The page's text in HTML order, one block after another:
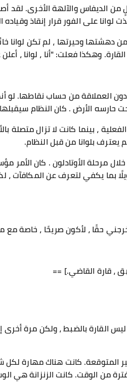
من الديفاس والآلهة الأخرى. لقد
لوانا على الفور قرار إنقاذ
دهشتها وحيرتها ، لم تكن لوانا
وهكذا فعلت: "أنا ، لوانا ،
العملاقة من حساب نقاطها. لو
الأرض . كان النظام
، بينما كانت لا تزال متصلة
يعترف بلوانا من قبل النظام.
مرحلة الأوتادلون . كان الأمر
بما يكفي لتعرف عن المكافآت
حقًا ، لأكون صريحًا ، خاصة
، قارة القاضي.] ==
بالضبط ، ولكن مرة أخرى
المتوقعة. كانت هناك مهارة
من الوقت. كانت الزنزانة هي